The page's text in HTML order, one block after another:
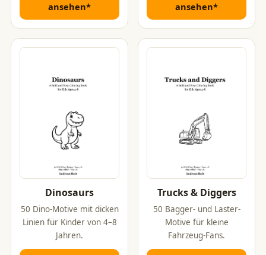
ansehen*
ansehen*
Dinosaurs
50 Dino-Motive mit dicken
Linien für Kinder von 4–8
Jahren.
Trucks & Diggers
50 Bagger- und Laster-
Motive für kleine
Fahrzeug-Fans.